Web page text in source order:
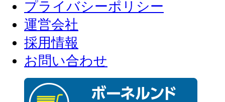
プライバシーポリシー
運営会社
採用情報
お問い合わせ